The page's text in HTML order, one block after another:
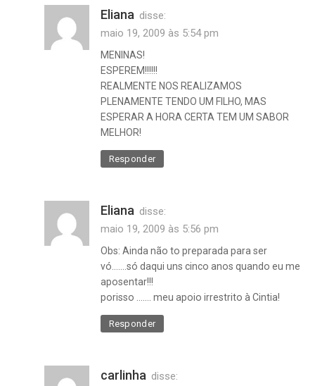
Eliana disse:
maio 19, 2009 às 5:54 pm
MENINAS!
ESPEREM!!!!!!
REALMENTE NOS REALIZAMOS
PLENAMENTE TENDO UM FILHO, MAS
ESPERAR A HORA CERTA TEM UM SABOR
MELHOR!
Responder
Eliana disse:
maio 19, 2009 às 5:56 pm
Obs: Ainda não to preparada para ser
vó…….só daqui uns cinco anos quando eu me
aposentar!!!
porisso ……. meu apoio irrestrito à Cintia!
Responder
carlinha disse: